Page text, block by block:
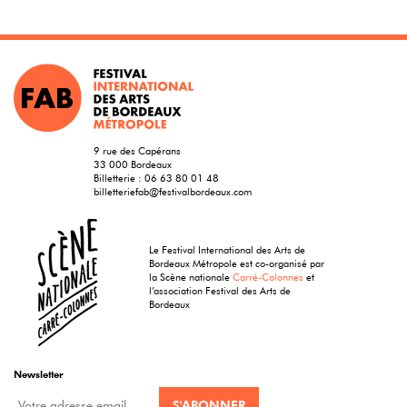
9 rue des Capérans
33 000 Bordeaux
Billetterie : 06 63 80 01 48
billetteriefab@festivalbordeaux.com
Le Festival International des Arts de
Bordeaux Métropole est co-organisé par
la Scène nationaleCarré-Colonnes et
l’association Festival des Arts de
Bordeaux
Newsletter